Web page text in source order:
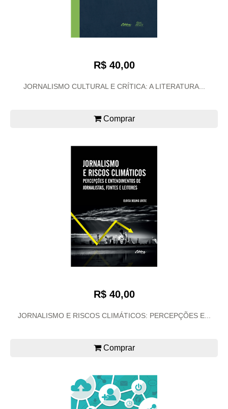
R$ 40,00
JORNALISMO CULTURAL E CRÍTICA: A LITERATURA...
Comprar
R$ 40,00
JORNALISMO E RISCOS CLIMÁTICOS: PERCEPÇÕES E...
Comprar